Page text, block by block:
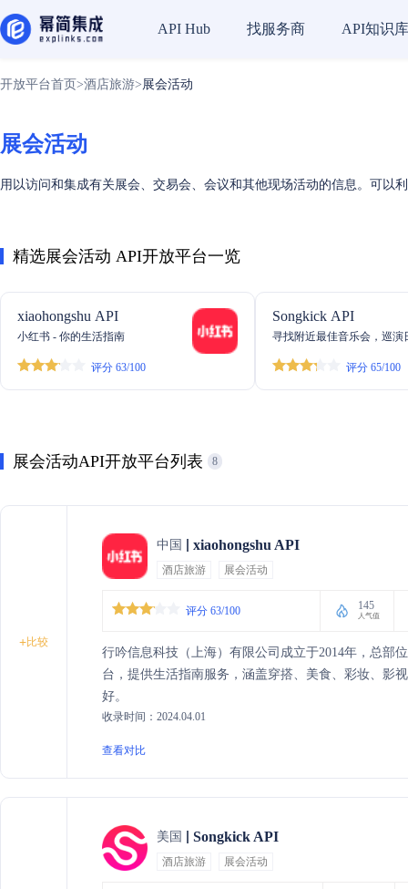
API Hub 找服务商 API知识库
开放平台首页 >酒店旅游>展会活动
展会活动
用以访问和集成有关展会、交易会、会议和其他现场活动的信息。可以
精选展会活动 API开放平台一览
xiaohongshu API
小红书 - 你的生活指南
评分 63/100
Songkick API
寻找附近最佳音乐会，巡演
评分 65/100
展会活动API开放平台列表 8
+比较
中国 xiaohongshu API
酒店旅游 展会活动
评分 63/100 145
人气值
行吟信息科技（上海）有限公司成立于2014年，总部
台，提供生活指南服务，涵盖穿搭、美食、彩妆、影
好。
收录时间：2024.04.01
查看对比
美国 Songkick API
酒店旅游 展会活动